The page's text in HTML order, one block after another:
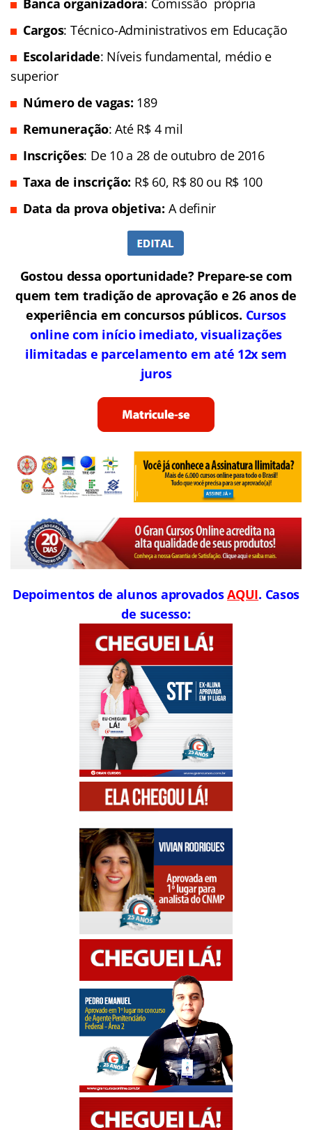
Banca organizadora: Comissão própria
Cargos: Técnico-Administrativos em Educação
Escolaridade: Níveis fundamental, médio e
superior
Número de vagas: 189
Remuneração: Até R$ 4 mil
Inscrições: De 10 a 28 de outubro de 2016
Taxa de inscrição: R$ 60, R$ 80 ou R$ 100
Data da prova objetiva: A definir
Gostou dessa oportunidade? Prepare-se com
quem tem tradição de aprovação e 26 anos de
experiência em concursos públicos. Cursos
online com início imediato, visualizações
ilimitadas e parcelamento em até 12x sem
juros
Depoimentos de alunos aprovadosAQUI. Casos
de sucesso: